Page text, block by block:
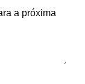
a próxima